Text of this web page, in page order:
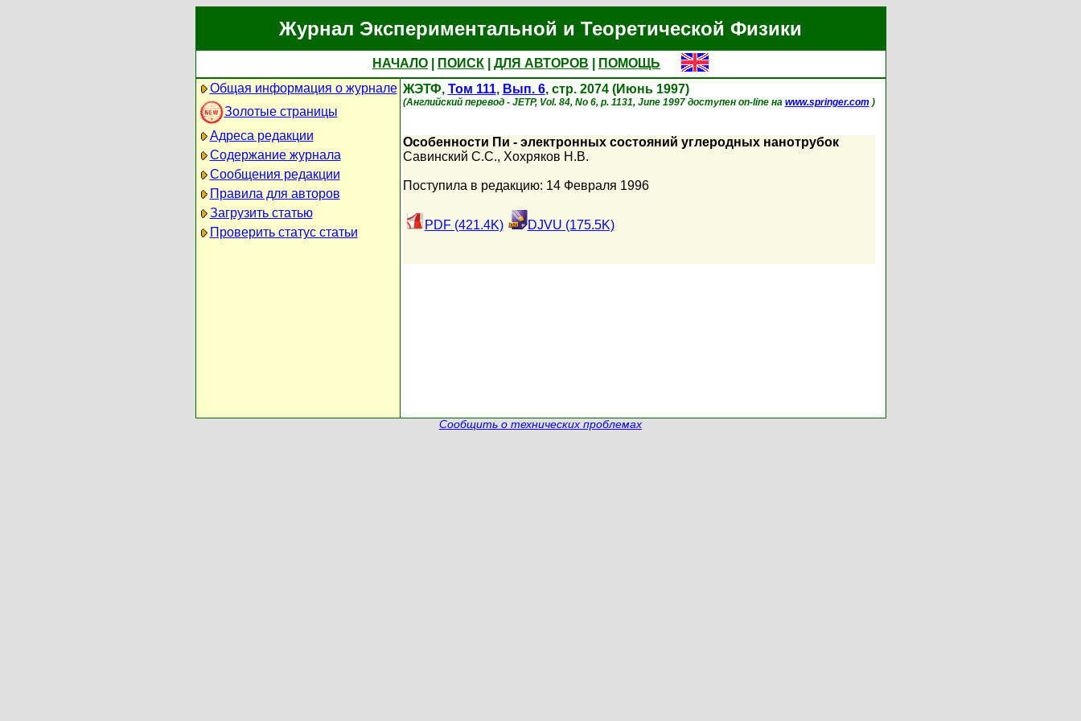
Журнал Экспериментальной и Теоретической Физики
НАЧАЛО ПОИСК ДЛЯ АВТОРОВ
ПОМОЩЬ
Общая информация о журнале
Золотые страницы
Адреса редакции
Содержание журнала
Сообщения редакции
Правила для авторов
Загрузить статью
Проверить статус статьи
ЖЭТФ, Том 111, Вып. 6, стр. 2074 (Июнь 1997)
(Английский перевод - JETP, Vol. 84, No 6, p. 1131, June 1997 доступен on-line на www.springer.com)
Особенности Пи - электронных состояний углеродных нанотрубок
Савинский С.С., Хохряков Н.В.
Поступила в редакцию: 14 Февраля 1996
PDF (421.4K) DJVU (175.5K)
Сообщить о технических проблемах